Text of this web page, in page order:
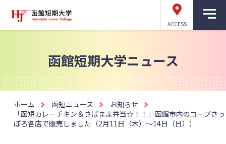
ACCESS
函館短期大学ニュース
ホーム 函短ニュース
お知らせ
「函短カレーチキン＆さばまよ弁当☆！！」函館市内のコープさっ
ぽろ各店で販売しました（2月11日（木）～14日（日））